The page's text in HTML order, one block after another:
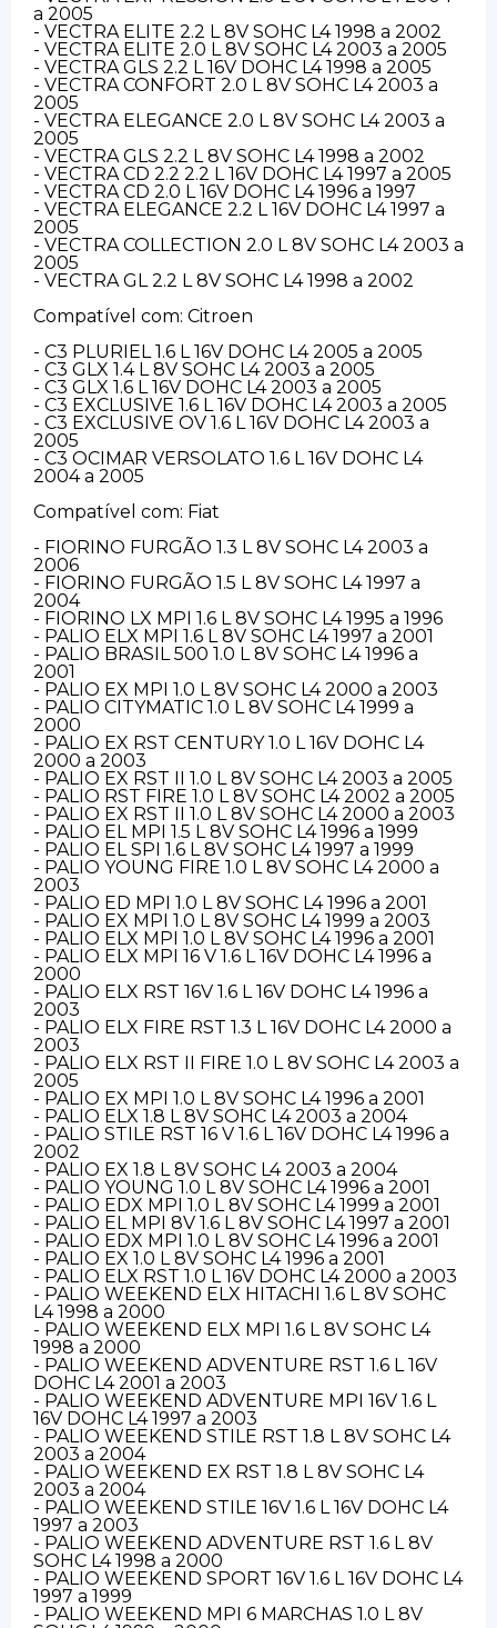
a 2005
- VECTRA ELITE 2.2 L 8V SOHC L4 1998 a 2002
- VECTRA ELITE 2.0 L 8V SOHC L4 2003 a 2005
- VECTRA GLS 2.2 L 16V DOHC L4 1998 a 2005
- VECTRA CONFORT 2.0 L 8V SOHC L4 2003 a
2005
- VECTRA ELEGANCE 2.0 L 8V SOHC L4 2003 a
2005
- VECTRA GLS 2.2 L 8V SOHC L4 1998 a 2002
- VECTRA CD 2.2 2.2 L 16V DOHC L4 1997 a 2005
- VECTRA CD 2.0 L 16V DOHC L4 1996 a 1997
- VECTRA ELEGANCE 2.2 L 16V DOHC L4 1997 a
2005
- VECTRA COLLECTION 2.0 L 8V SOHC L4 2003 a
2005
- VECTRA GL 2.2 L 8V SOHC L4 1998 a 2002
Compatível com: Citroen
- C3 PLURIEL 1.6 L 16V DOHC L4 2005 a 2005
- C3 GLX 1.4 L 8V SOHC L4 2003 a 2005
- C3 GLX 1.6 L 16V DOHC L4 2003 a 2005
- C3 EXCLUSIVE 1.6 L 16V DOHC L4 2003 a 2005
- C3 EXCLUSIVE OV 1.6 L 16V DOHC L4 2003 a
2005
- C3 OCIMAR VERSOLATO 1.6 L 16V DOHC L4
2004 a 2005
Compatível com: Fiat
- FIORINO FURGÃO 1.3 L 8V SOHC L4 2003 a
2006
- FIORINO FURGÃO 1.5 L 8V SOHC L4 1997 a
2004
- FIORINO LX MPI 1.6 L 8V SOHC L4 1995 a 1996
- PALIO ELX MPI 1.6 L 8V SOHC L4 1997 a 2001
- PALIO BRASIL 500 1.0 L 8V SOHC L4 1996 a
2001
- PALIO EX MPI 1.0 L 8V SOHC L4 2000 a 2003
- PALIO CITYMATIC 1.0 L 8V SOHC L4 1999 a
2000
- PALIO EX RST CENTURY 1.0 L 16V DOHC L4
2000 a 2003
- PALIO EX RST II 1.0 L 8V SOHC L4 2003 a 2005
- PALIO RST FIRE 1.0 L 8V SOHC L4 2002 a 2005
- PALIO EX RST II 1.0 L 8V SOHC L4 2000 a 2003
- PALIO EL MPI 1.5 L 8V SOHC L4 1996 a 1999
- PALIO EL SPI 1.6 L 8V SOHC L4 1997 a 1999
- PALIO YOUNG FIRE 1.0 L 8V SOHC L4 2000 a
2003
- PALIO ED MPI 1.0 L 8V SOHC L4 1996 a 2001
- PALIO EX MPI 1.0 L 8V SOHC L4 1999 a 2003
- PALIO ELX MPI 1.0 L 8V SOHC L4 1996 a 2001
- PALIO ELX MPI 16 V 1.6 L 16V DOHC L4 1996 a
2000
- PALIO ELX RST 16V 1.6 L 16V DOHC L4 1996 a
2003
- PALIO ELX FIRE RST 1.3 L 16V DOHC L4 2000 a
2003
- PALIO ELX RST II FIRE 1.0 L 8V SOHC L4 2003 a
2005
- PALIO EX MPI 1.0 L 8V SOHC L4 1996 a 2001
- PALIO ELX 1.8 L 8V SOHC L4 2003 a 2004
- PALIO STILE RST 16 V 1.6 L 16V DOHC L4 1996 a
2002
- PALIO EX 1.8 L 8V SOHC L4 2003 a 2004
- PALIO YOUNG 1.0 L 8V SOHC L4 1996 a 2001
- PALIO EDX MPI 1.0 L 8V SOHC L4 1999 a 2001
- PALIO EL MPI 8V 1.6 L 8V SOHC L4 1997 a 2001
- PALIO EDX MPI 1.0 L 8V SOHC L4 1996 a 2001
- PALIO EX 1.0 L 8V SOHC L4 1996 a 2001
- PALIO ELX RST 1.0 L 16V DOHC L4 2000 a 2003
- PALIO WEEKEND ELX HITACHI 1.6 L 8V SOHC
L4 1998 a 2000
- PALIO WEEKEND ELX MPI 1.6 L 8V SOHC L4
1998 a 2000
- PALIO WEEKEND ADVENTURE RST 1.6 L 16V
DOHC L4 2001 a 2003
- PALIO WEEKEND ADVENTURE MPI 16V 1.6 L
16V DOHC L4 1997 a 2003
- PALIO WEEKEND STILE RST 1.8 L 8V SOHC L4
2003 a 2004
- PALIO WEEKEND EX RST 1.8 L 8V SOHC L4
2003 a 2004
- PALIO WEEKEND STILE 16V 1.6 L 16V DOHC L4
1997 a 2003
- PALIO WEEKEND ADVENTURE RST 1.6 L 8V
SOHC L4 1998 a 2000
- PALIO WEEKEND SPORT 16V 1.6 L 16V DOHC L4
1997 a 1999
- PALIO WEEKEND MPI 6 MARCHAS 1.0 L 8V